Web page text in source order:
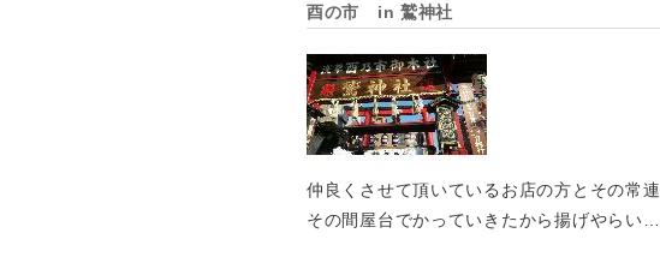
酉の市 in 鷲神社
仲良くさせて頂いているお店の方とその常
その間屋台でかっていきたから揚げやらい…